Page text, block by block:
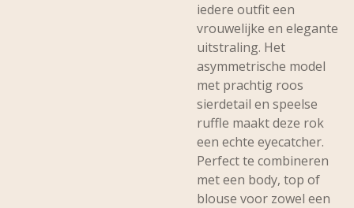
iedere outfit een
vrouwelijke en elegante
uitstraling. Het
asymmetrische model
met prachtig roos
sierdetail en speelse
ruffle maakt deze rok
een echte eyecatcher.
Perfect te combineren
met een body, top of
blouse voor zowel een